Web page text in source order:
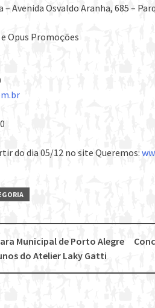
Avenida Osvaldo Aranha, 685 –
Opus Promoções
do dia 05/12 no site Queremos:
Municipal de Porto Alegre
do Atelier Laky Gatti